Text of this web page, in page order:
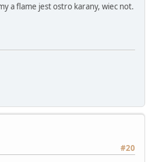
a flame jest ostro karany, wiec not.
#20